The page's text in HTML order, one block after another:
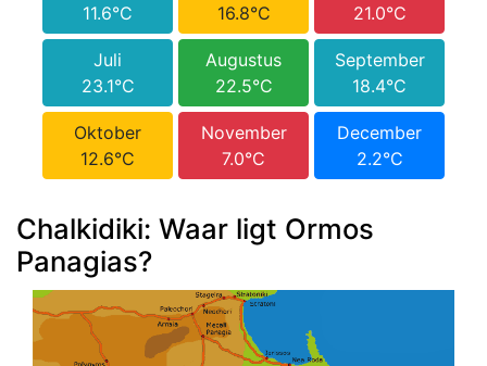
11.6°C
16.8°C
21.0°C
Juli
23.1°C
Augustus
22.5°C
September
18.4°C
Oktober
12.6°C
November
7.0°C
December
2.2°C
Chalkidiki: Waar ligt Ormos
Panagias?